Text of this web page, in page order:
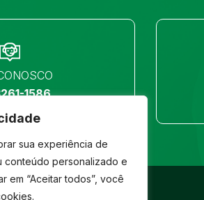
sua experiência de
conteúdo personalizado e
em “Aceitar todos”, você
1586
reservados